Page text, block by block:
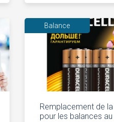
Balance
Remplacement de
pour les balances